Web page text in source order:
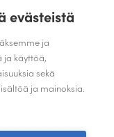
evästeistä
ja
ja käyttöä,
sekä
ja mainoksia.